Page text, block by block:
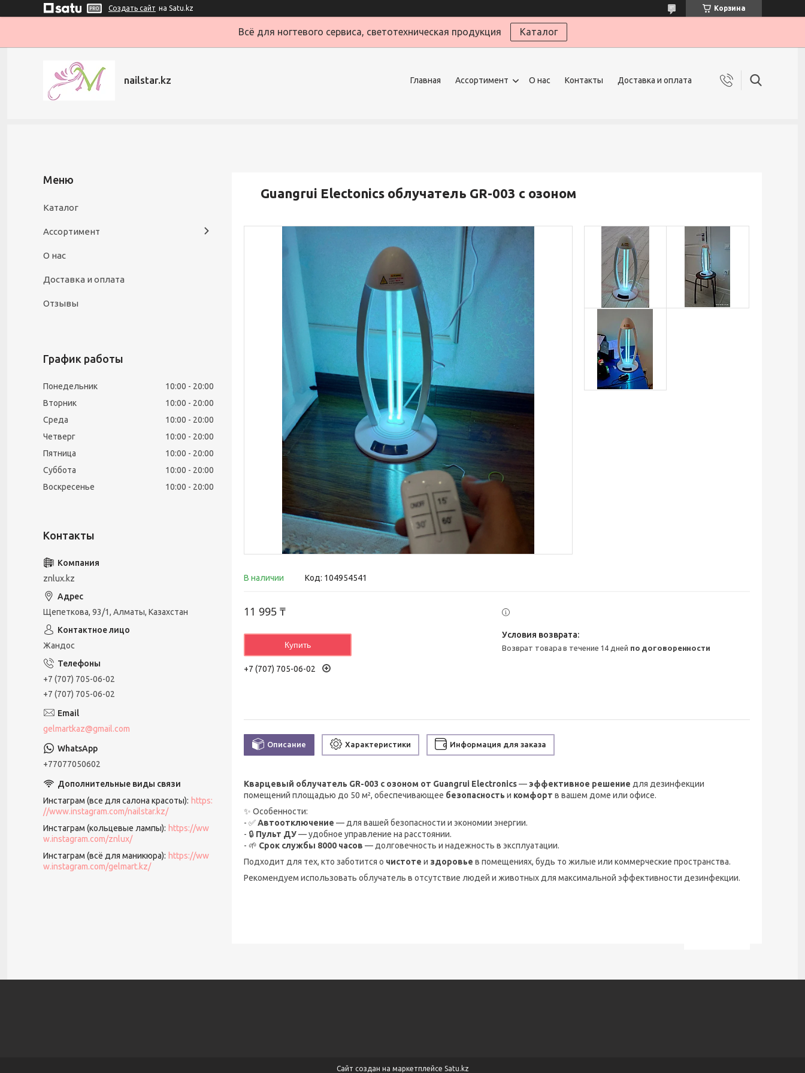
Создать сайт на Satu.kz Корзина
Всё для ногтевого сервиса, светотехническая продукция Каталог
nailstar.kz Главная Ассортимент О нас Контакты Доставка и оплата
Guangrui Electonics облучатель GR-003 с озоном
В наличии Код: 104954541
11 995 ₸
Купить
+7 (707) 705-06-02
возврат товара в течение 14 дней по договоренности
Описание Характеристики Информация для заказа
Кварцевый облучатель GR-003 с озоном от Guangrui Electronics—эффективное решение для дезинфекции
помещений площадью до 50 м², обеспечивающее безопасность и комфорт в вашем доме или офисе.
✨ Особенности:
- ✅Автоотключение — для вашей безопасности и экономии энергии.
- 🔒 Пульт ДУ— удобное управление на расстоянии.
- 🌱 Срок службы 8000 часов — долговечность и надежность в эксплуатации.
Подходит для тех, кто заботится о чистоте и здоровье в помещениях, будь то жилые или коммерческие пространства.
Рекомендуем использовать облучатель в отсутствие людей и животных для максимальной эффективности дезинфекции.
Каталог
Ассортимент
О нас
Доставка и оплата
Отзывы
График работы
Понедельник 10:00
20:00
Вторник
10:00
20:00
Среда
10:00
20:00
Четверг
10:00
20:00
Пятница
10:00
20:00
Суббота
10:00
20:00
Воскресенье
10:00 20:00
znlux.kz
Щепеткова, 93/1, Алматы, Казахстан
Жандос
+7 (707) 705-06-02
+7 (707) 705-06-02
gelmartkaz@gmail.com
+77077050602
Инстаграм (все для салона красоты)
https:
//www.instagram.com/nailstar.kz/
Инстаграм (кольцевые лампы)
https://ww
w.instagram.com/znlux/
Инстаграм (всё для маникюра)
https://ww
w.instagram.com/gelmart.kz/
Сайт создан на маркетплейсе Satu.kz